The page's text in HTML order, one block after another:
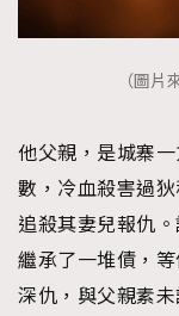
（圖
他父親，是城寨
數，冷血殺害過
追殺其妻兒報仇
繼承了一堆債，
深仇，與父親素